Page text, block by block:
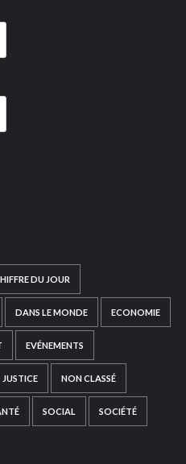
DU JOUR
DANS LE MONDE ECONOMIE
EVÉNEMENTS
JUSTICE NON CLASSÉ
SOCIAL SOCIÉTÉ